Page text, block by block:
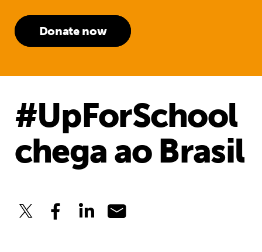
Donate now
#UpForSchool
chega ao Brasil